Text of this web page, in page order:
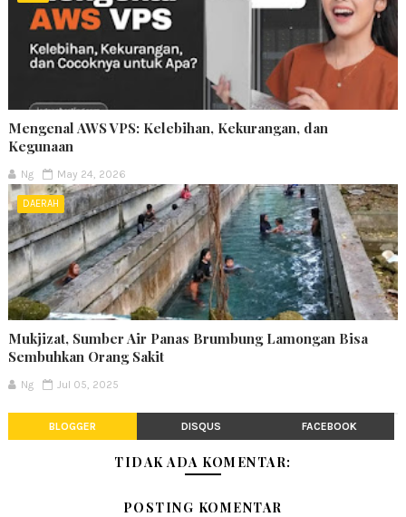
Mengenal AWS VPS: Kelebihan, Kekurangan, dan
Kegunaan
Ng May 24, 2026
DAERAH
Mukjizat, Sumber Air Panas Brumbung Lamongan Bisa
Sembuhkan Orang Sakit
Ng Jul 05, 2025
BLOGGER DISQUS FACEBOOK
TIDAK ADA KOMENTAR:
POSTING KOMENTAR